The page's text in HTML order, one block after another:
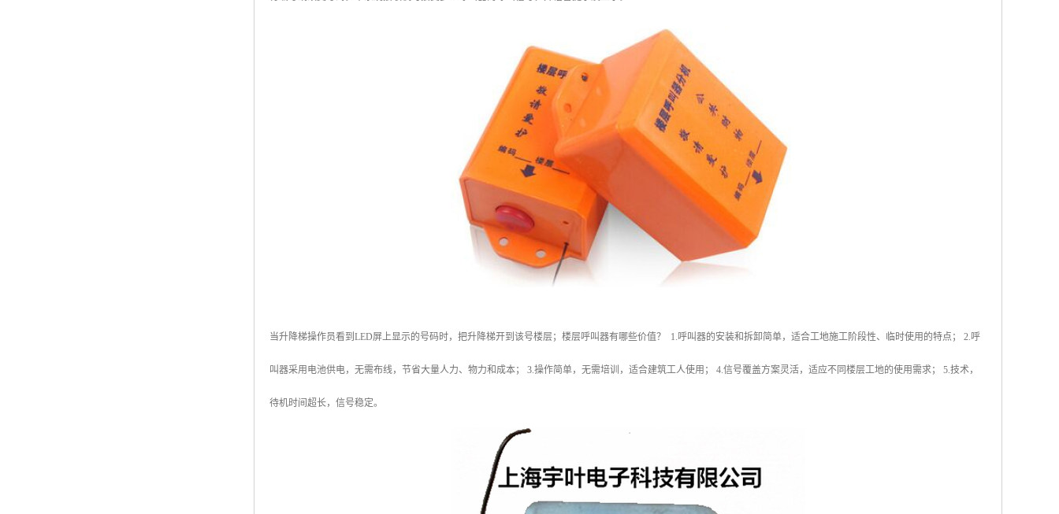
当升降梯操作员看到LED屏上显示的号码时，把升降梯开到该号楼层；楼层呼叫器有哪些价值？ 1.呼叫器的安装和拆卸简单，适合工地施工阶段性、临时使用的特点； 2.呼
叫器采用电池供电，无需布线，节省大量人力、物力和成本； 3.操作简单，无需培训，适合建筑工人使用； 4.信号覆盖方案灵活，适应不同楼层工地的使用需求； 5.技术，
待机时间超长，信号稳定。